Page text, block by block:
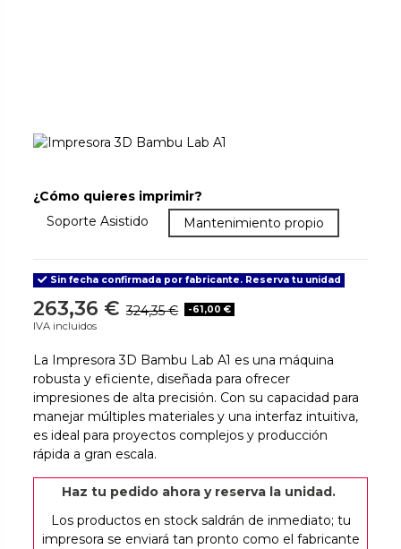
¿Cómo quieres imprimir?
Más que la garantía: asistencia y soporte. Resuelve
Soporte Asistido Garantía básica. Lo que el
Mantenimiento propio
Sin fecha confirmada por fabricante. Reserva tu unidad
263,36 € 324,35 € -61,00 €
IVA incluidos
La Impresora 3D Bambu Lab A1 es una máquina
robusta y eficiente, diseñada para ofrecer
impresiones de alta precisión. Con su capacidad para
manejar múltiples materiales y una interfaz intuitiva,
es ideal para proyectos complejos y producción
rápida a gran escala.
Haz tu pedido ahora y reserva la unidad.
Los productos en stock saldrán de inmediato; tu
impresora se enviará tan pronto como el fabricante